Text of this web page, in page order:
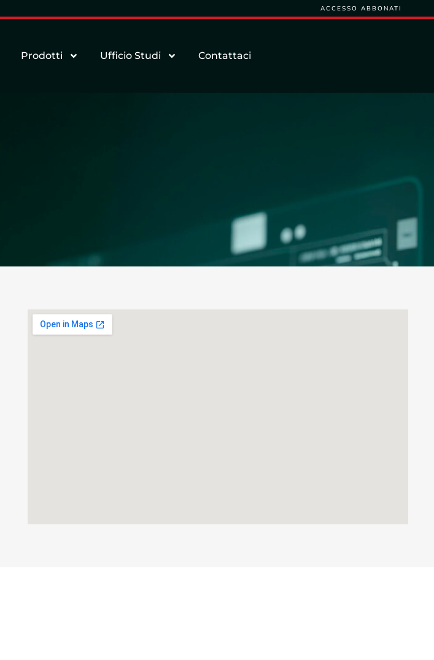
ACCESSO ABBONATI
Prodotti Ufficio Studi Contattaci